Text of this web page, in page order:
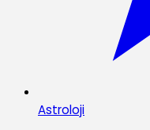
Astroloji